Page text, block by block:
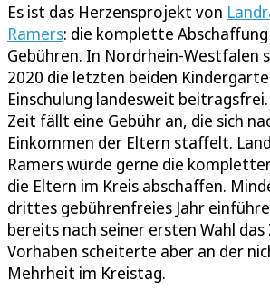
Es ist das Herzensprojekt von
Ramers: die komplette
Gebühren. In Nordrhein-Westfalen
2020 die letzten beiden
Einschulung landesweit
Zeit fällt eine Gebühr an, die sich
Einkommen der Eltern staffelt.
Ramers würde gerne die
die Eltern im Kreis abschaffen.
drittes gebührenfreies Jahr
bereits nach seiner ersten Wahl das
Vorhaben scheiterte aber an der
Mehrheit im Kreistag.